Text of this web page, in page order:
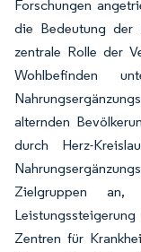
Forschungen
die Bedeutung der
zentrale Rolle der
Wohlbefinden
alternden
durch Herz-
Zielgruppen an,
Zentren für